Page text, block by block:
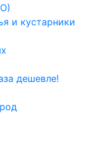
и кустарники
дешевле!